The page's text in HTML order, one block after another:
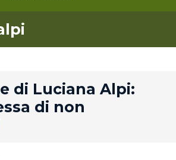
di Luciana Alpi:
di non